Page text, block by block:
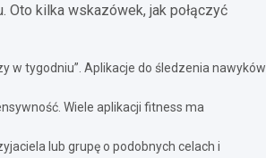
Oto kilka wskazówek, jak połączyć
w tygodniu”. Aplikacje do śledzenia nawyków
Wiele aplikacji fitness ma
lub grupę o podobnych celach i